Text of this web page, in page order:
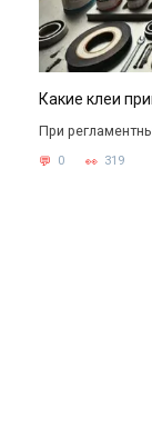
Какие клеи
При
0 319